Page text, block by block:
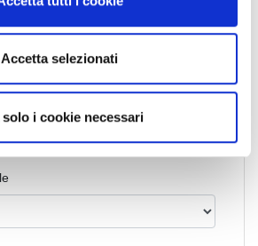
Accetta selezionati
solo i cookie necessari